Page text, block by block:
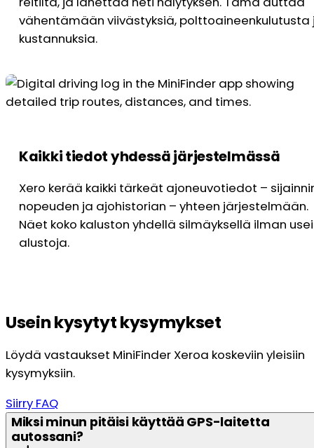
vähentämään viivästyksiä, polttoaineenkulutusta
kustannuksia.
Kaikki tiedot yhdessä järjestelmässä
Xero kerää kaikki tärkeät ajoneuvotiedot –
nopeuden ja ajohistorian – yhteen järjestelmään.
Näet koko kaluston yhdellä silmäyksellä ilman
alustoja.
Usein kysytyt kysymykset
Löydä vastaukset MiniFinder Xeroa koskeviin yleisiin
kysymyksiin.
Siirry FAQ
Miksi minun pitäisi käyttää GPS-laitetta
autossani?